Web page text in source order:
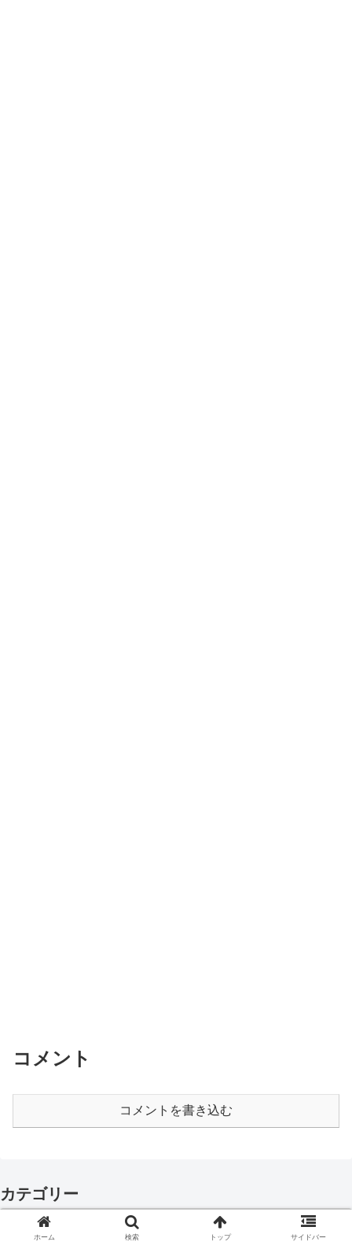
コメント
コメントを書き込む
カテゴリー
ホーム 検索 トップ サイドバー